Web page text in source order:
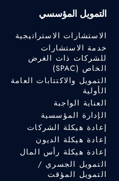
التمويل المؤسسي
الاستشارات الاستراتيجية
خدمة الاستشارات
للشركات ذات الغرض
الخاص (SPAC)
التمويل والاكتتابات العامة
الأولية
العناية الواجبة
الإدارة المؤسسية
إعادة هيكلة الشركات
إعادة هيكلة الديون
إعادة هيكلة رأس المال
التمويل الجسري /
التمويل المؤقت